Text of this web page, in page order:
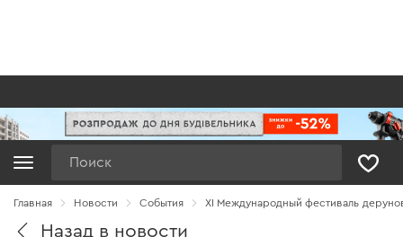
Главная Новости Cобытия XI Международный фестиваль
Назад в новости